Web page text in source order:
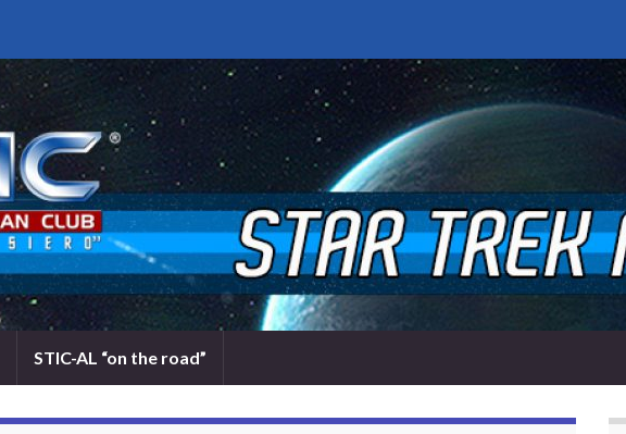
STIC-AL “on the road”